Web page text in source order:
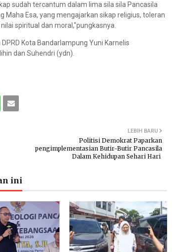
sudah tercantum dalam lima sila sila Pancasila
Esa, yang mengajarkan sikap religius, toleran
spiritual dan moral,"pungkasnya.
Kota Bandarlampung Yuni Karnelis
dan Suhendri (ydn).
LEBIH BARU
Politisi Demokrat Paparkan
pengimplementasian Butir-Butir Pancasila
Dalam Kehidupan Sehari Hari
ini